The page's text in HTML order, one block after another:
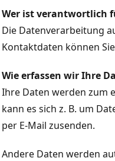
Wer ist verantwortlich
Die Datenverarbeitung
Kontaktdaten können
Wie erfassen wir Ihre
Ihre Daten werden zum
kann es sich z. B. um
per E-Mail zusenden.
Andere Daten werden